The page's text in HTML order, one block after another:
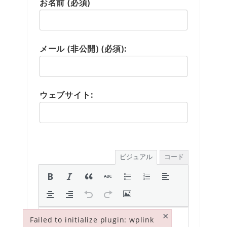
お名前 (必須)
メール (非公開) (必須):
ウェブサイト:
ビジュアル コード
Failed to initialize plugin: wplink ×